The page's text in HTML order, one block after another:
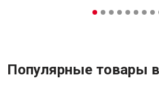
Популярные товары в